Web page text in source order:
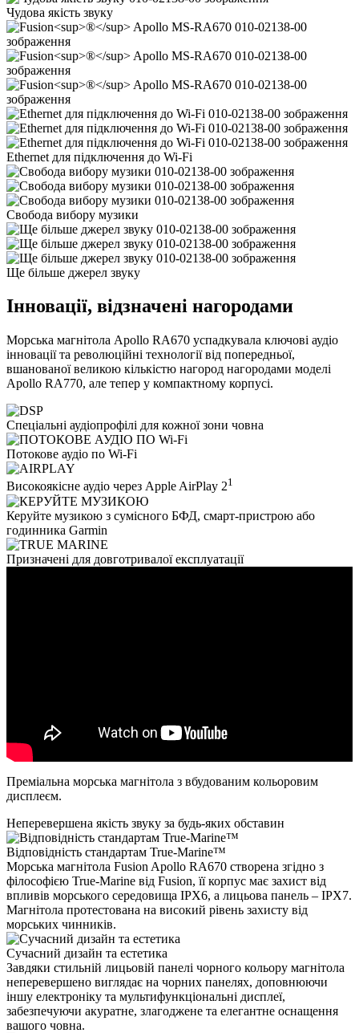
Чудова якість звуку
Ethernet для підключення до Wi-Fi
Cвобода вибору музики
Ще більше джерел звуку
Інновації, відзначені нагородами
Морська магнітола Apollo RA670 успадкувала ключові аудіо
інновації та революційні технології від попередньої,
вшанованої великою кількістю нагород нагородами моделі
Apollo RA770, але тепер у компактному корпусі.
Спеціальні аудіопрофілі для кожної зони човна
Потокове аудіо по Wi-Fi
Високоякісне аудіо через Apple AirPlay 21
Керуйте музикою з сумісного БФД, смарт-пристрою або
годинника Garmin
Призначені для довготривалої експлуатації
Преміальна морська магнітола з вбудованим кольоровим
дисплеєм.
Неперевершена якість звуку за будь-яких обставин
Відповідність стандартам True-Marine™
Морська магнітола Fusion Apollo RA670 створена згідно з
філософією True-Marine від Fusion, її корпус має захист від
впливів морського середовища IPX6, а лицьова панель – IPX7.
Магнітола протестована на високий рівень захисту від
морських чинників.
Сучасний дизайн та естетика
Завдяки стильній лицьовій панелі чорного кольору магнітола
неперевершено виглядає на чорних панелях, доповнюючи
іншу електроніку та мультифункціональні дисплеї,
забезпечуючи акуратне, злагоджене та елегантне оснащення
вашого човна.